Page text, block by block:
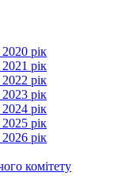
рік
рік
рік
рік
рік
рік
рік
комітету